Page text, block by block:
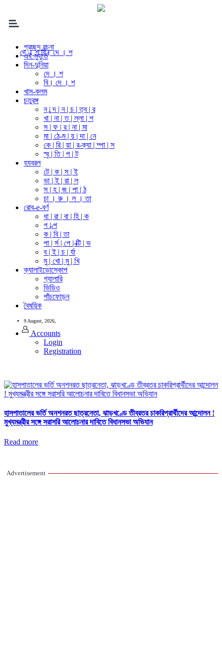
প্রচ্ছদ রচনা
এই মুহূর্তে
দিন-দুনিয়া
দে । শ
বি। দে । শ
খাস-কলম
চতুরঙ্গ
ন | ন্দ | ন | চ | ত্ব | র
খা | না | ত | ল্লা | শ
স | ফ | র | না | মা
মা | ঠে-ম | য় | দা | নে
কে | রি | য়া | র-ক্যা | ম্পা | স
স্মৃ | তি | প | ট
হযবরল
টে | ক | স | ই
ভা | ই | রা | ল
স | হ | জ | পা | ঠ
চা । রু । ল । তা
রোব-e-বর্ণ
ধা | রা | বা | হি | ক
গ | ল্প
ক | বি | তা
পা | র্স | পে | ক্টি | ভ
ব | ই | চ | র্যা
মু | খো | মু | খি
ক্যালাইডোস্কোপ
গ্যালারি
ভিডিও
পাঁচফোড়ন
বৈষয়িক
9 August, 2026,
Accounts
Login
Registration
দে । শ বি। দে । শ
হাসপাতালের ভর্তি অনশনরত ছাত্রনেতা, ঝাড়খণ্ডে তীব্রতর চাকরিপ্রার্থীদের আন্দোলন !
মুখ্যমন্ত্রীর সঙ্গে সরাসরি আলোচনার দাবিতে বিধানসভা অভিযান
Read more
Advertisement